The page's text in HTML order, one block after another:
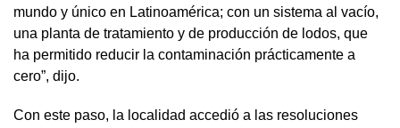
mundo y único en Latinoamérica; con un sistema al vacío,
una planta de tratamiento y de producción de lodos, que
ha permitido reducir la contaminación prácticamente a
cero”, dijo.
Con este paso, la localidad accedió a las resoluciones